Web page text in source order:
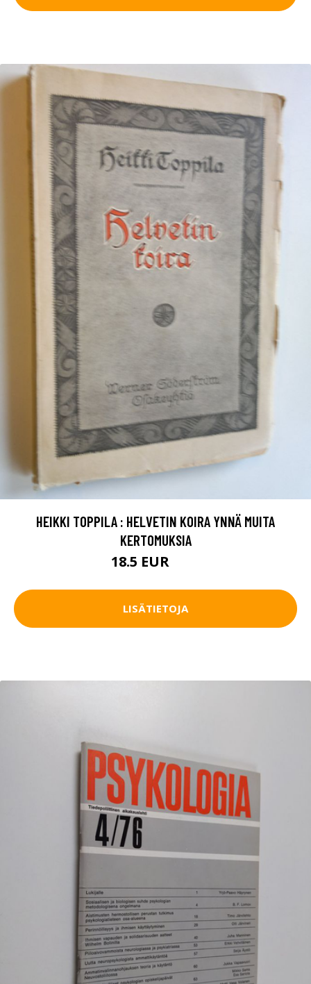
HEIKKI TOPPILA : HELVETIN KOIRA YNNÄ MUITA
KERTOMUKSIA
18.5 EUR
LISÄTIETOJA